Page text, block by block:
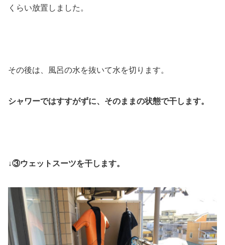
くらい放置しました。
その後は、風呂の水を抜いて水を切ります。
シャワーではすすがずに、そのままの状態で干します。
↓③ウェットスーツを干します。